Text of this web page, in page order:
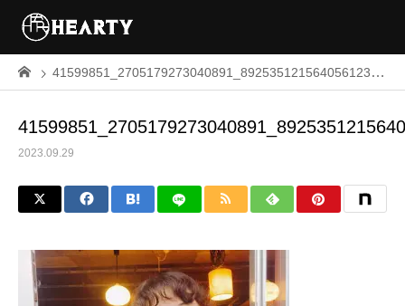
41599851_2705179273040891_8925351215640561235_n
2023.09.29